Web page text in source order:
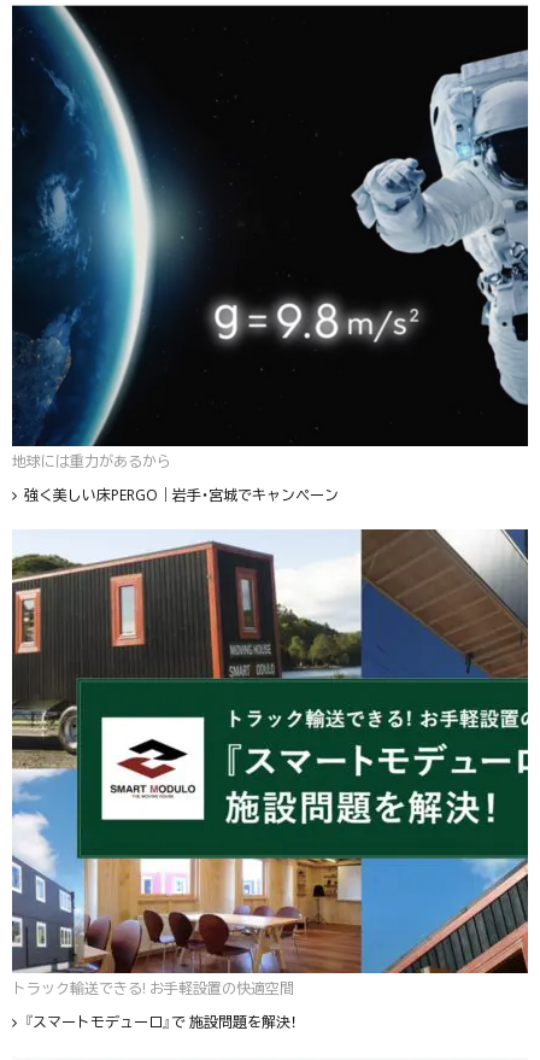
地球には重力があるから
強く美しい床PERGO｜岩手・宮城でキャンペーン
トラック輸送できる! お手軽設置の快適空間
『スマートモデューロ』で 施設問題を解決！